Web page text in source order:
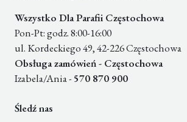
Wszystko Dla Parafii Częstochowa
Pon-Pt: godz. 8:00-16:00
ul. Kordeckiego 49, 42-226 Częstochowa
Obsługa zamówień - Częstochowa
Izabela/Ania - 570 870 900
Śledź nas